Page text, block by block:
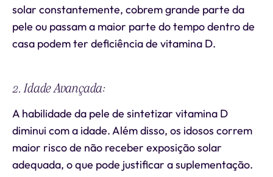
solar constantemente, cobrem grande parte da
pele ou passam a maior parte do tempo dentro de
casa podem ter deficiência de vitamina D.
2. Idade Avançada:
A habilidade da pele de sintetizar vitamina D
diminui com a idade. Além disso, os idosos correm
maior risco de não receber exposição solar
adequada, o que pode justificar a suplementação.